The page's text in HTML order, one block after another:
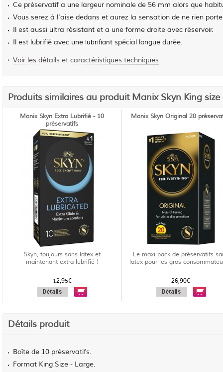
Ce préservatif a une largeur nominale de 56 mm alors que
Vous serez à l'aise dedans et aurez la sensation de ne rien
Il est aussi ultra résistant et a une forme droite avec réservoir.
Il est lubrifié avec une lubrifiant spécial longue durée.
Voir les détails et caractéristiques techniques
Produits similaires au produit Manix Skyn King size
Manix Skyn Extra Lubrifié - 10
préservatifs
Skyn, toujours sans latex et
maintenant extra lubrifié !
12,95€
Manix Skyn Original 20
Le maxi pack de préservatifs
latex pour les gros
26,90€
Détails produit
Boîte de 10 préservatifs.
Format King Size - Large.